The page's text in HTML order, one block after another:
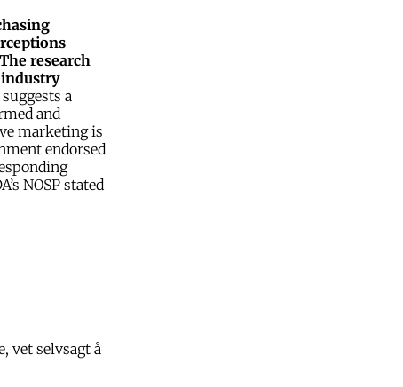
research
industry
a
and
marketing is
endorsed
NOSP stated
vet selvsagt å